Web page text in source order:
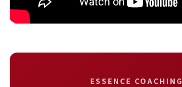
ESSENCE COACHING